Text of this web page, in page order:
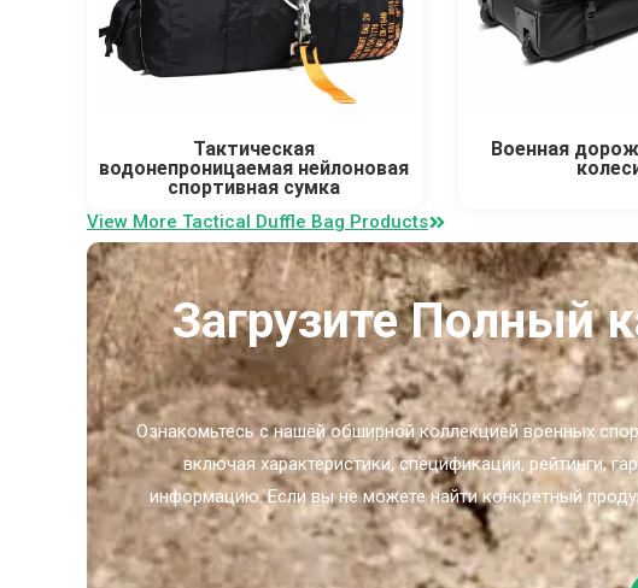
Тактическая
водонепроницаемая нейлоновая
спортивная сумка
Военная
View More Tactical Duffle Bag Products
Загрузите Полный
Ознакомьтесь с нашей обширной коллекцией военных
включая характеристики, спецификации, рейтинги,
информацию. Если вы не можете найти конкретный